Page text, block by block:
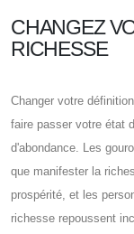
CHANGEZ
RICHESSE
Changer votre
faire passer votre état
d'abondance. Les
que manifester la
prospérité, et les
richesse repoussent